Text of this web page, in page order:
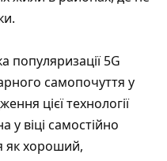
популяризації 5G
самопочуття у
цієї технології
у віці самостійно
як хороший,